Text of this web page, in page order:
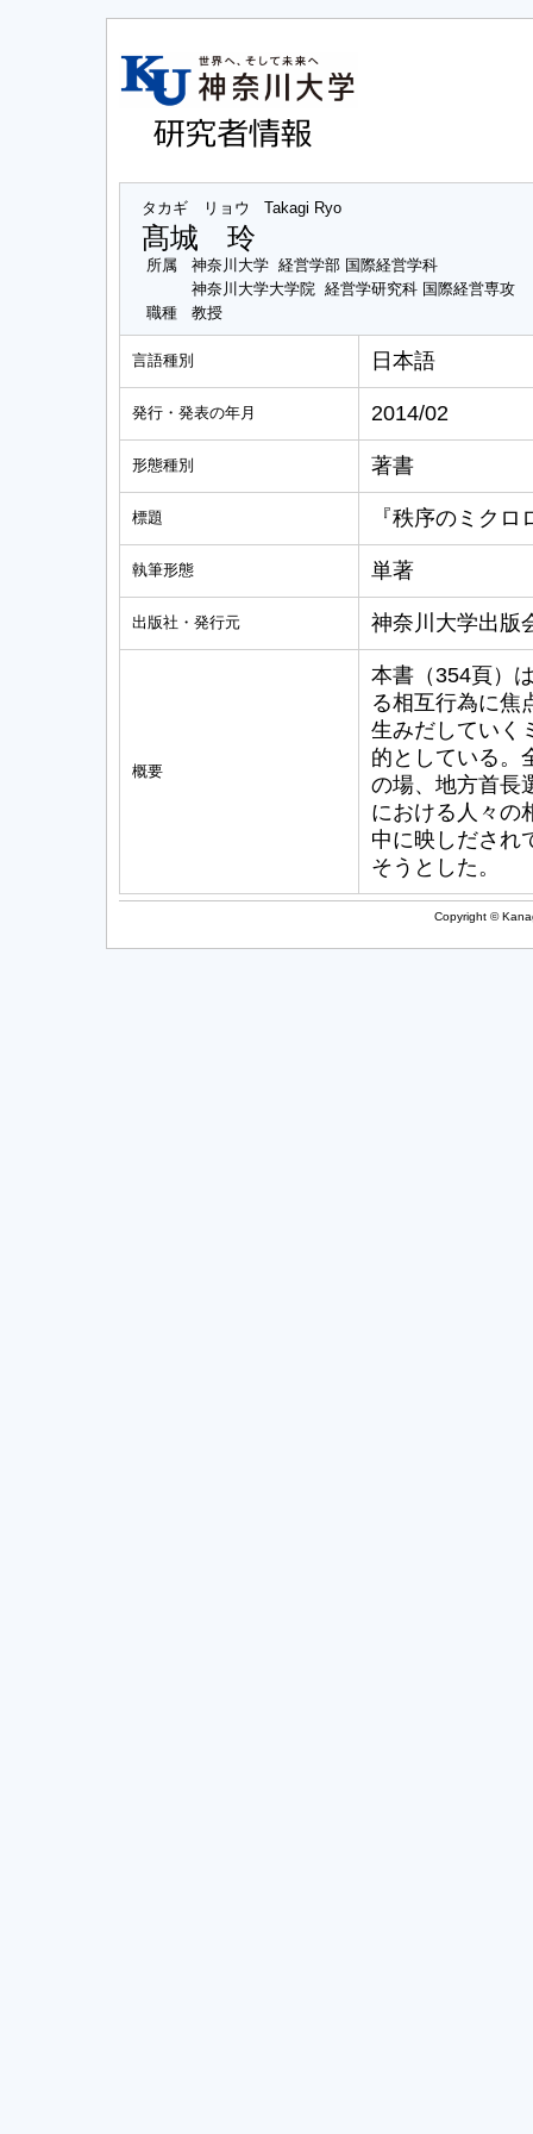
タカギ リョウ Takagi Ryo
髙城 玲
所属
神奈川大学 経営学部 国際経営学科
神奈川大学大学院 経営学研究科 国際経営専攻
職種
教授
言語種別 日本語
発行・発表の年月 2014/02
形態種別 著書
標題 『秩序のミク
執筆形態 単著
出版社・発行元 神奈川大学出版
概要
本書（354頁）
る相互行為に焦
生みだしていく
的としている。
の場、地方首長
における人々の
中に映しだされ
そうとした。
Copyright ©